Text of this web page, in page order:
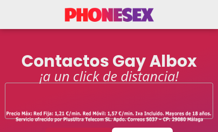
Contactos Gay Albox
¡a un click de distancia!